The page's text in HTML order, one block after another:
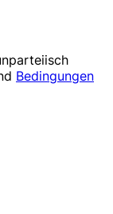
Bedingungen